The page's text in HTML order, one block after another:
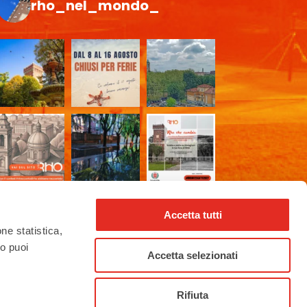
statistica,
puoi
Accetta tutti
Accetta selezionati
Rifiuta
rho_nel_mondo_